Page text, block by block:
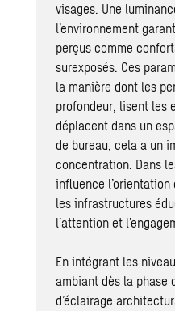
visages. Une
l’environnement
perçus comme
surexposés. Ces
la manière dont les
profondeur, lisent les
déplacent dans un
de bureau, cela a un
concentration. Dans
influence
les infrastructures
l’attention et
En intégrant les
ambiant dès la phase
d’éclairage